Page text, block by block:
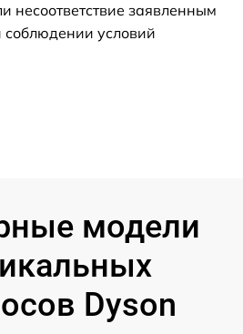
несоответствие заявленным
условий
модели
Dyson